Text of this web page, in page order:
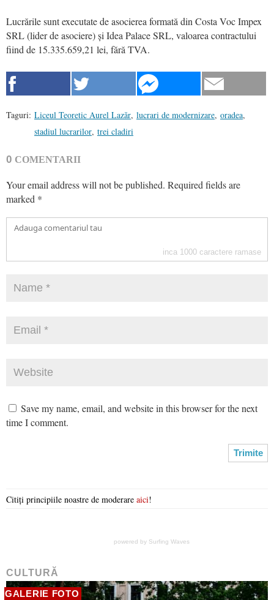
Lucrările sunt executate de asocierea formată din Costa Voc Impex
SRL (lider de asociere) și Idea Palace SRL, valoarea contractului
fiind de 15.335.659,21 lei, fără TVA.
Taguri: Liceul Teoretic Aurel Lazăr, lucrari de modernizare, oradea,
stadiul lucrarilor, trei cladiri
0 COMENTARII
Your email address will not be published. Required fields are
marked *
inca 1000 caractere ramase
Save my name, email, and website in this browser for the next
time I comment.
Citiți principiile noastre de moderare aici!
powered by Surfing Waves
CULTURĂ
GALERIE FOTO